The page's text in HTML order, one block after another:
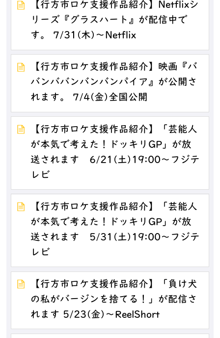
【行方市ロケ支援作品紹介】Netflixシ
リーズ『グラスハート』が配信中で
す。 7/31(木)～Netflix
【行方市ロケ支援作品紹介】映画『バ
バンババンバンバンパイア』が公開さ
れます。 7/4(金)全国公開
【行方市ロケ支援作品紹介】「芸能人
が本気で考えた！ドッキリGP」が放
送されます 6/21(土)19:00～フジテ
レビ
【行方市ロケ支援作品紹介】「芸能人
が本気で考えた！ドッキリGP」が放
送されます 5/31(土)19:00～フジテ
レビ
【行方市ロケ支援作品紹介】「負け犬
の私がバージンを捨てる！」が配信さ
れます 5/23(金)～ReelShort